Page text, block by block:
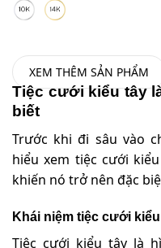
XEM THÊM SẢN PHẨM
Tiệc cưới kiểu tây
biết
Trước khi đi sâu vào
hiểu xem tiệc cưới
khiến nó trở nên đặc
Khái niệm tiệc cưới
Tiệc cưới kiểu tây là